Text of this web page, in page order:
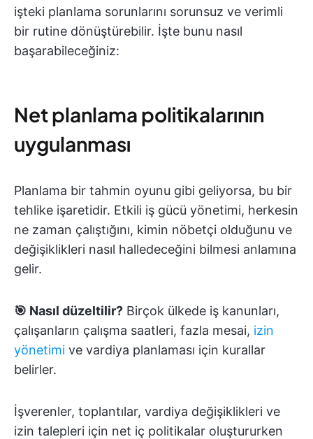
işteki planlama sorunlarını sorunsuz ve verimli
bir rutine dönüştürebilir. İşte bunu nasıl
başarabileceğiniz:
Net planlama politikalarının
uygulanması
Planlama bir tahmin oyunu gibi geliyorsa, bu bir
tehlike işaretidir. Etkili iş gücü yönetimi, herkesin
ne zaman çalıştığını, kimin nöbetçi olduğunu ve
değişiklikleri nasıl halledeceğini bilmesi anlamına
gelir.
🎯 Nasıl düzeltilir? Birçok ülkede iş kanunları,
çalışanların çalışma saatleri, fazla mesai, izin
yönetimi ve vardiya planlaması için kurallar
belirler.
İşverenler, toplantılar, vardiya değişiklikleri ve
izin talepleri için net iç politikalar oluştururken